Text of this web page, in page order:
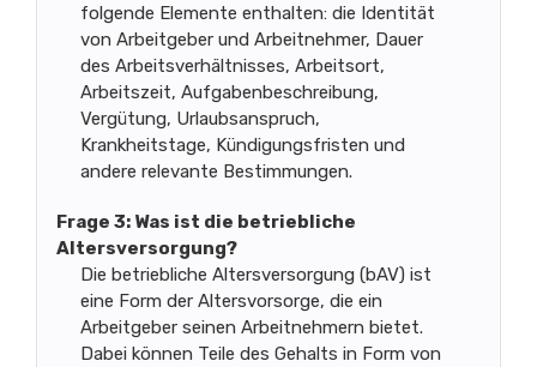
folgende Elemente enthalten: die Identität
von Arbeitgeber und Arbeitnehmer, Dauer
des Arbeitsverhältnisses, Arbeitsort,
Arbeitszeit, Aufgabenbeschreibung,
Vergütung, Urlaubsanspruch,
Krankheitstage, Kündigungsfristen und
andere relevante Bestimmungen.
Frage 3: Was ist die betriebliche
Altersversorgung?
Die betriebliche Altersversorgung (bAV) ist
eine Form der Altersvorsorge, die ein
Arbeitgeber seinen Arbeitnehmern bietet.
Dabei können Teile des Gehalts in Form von